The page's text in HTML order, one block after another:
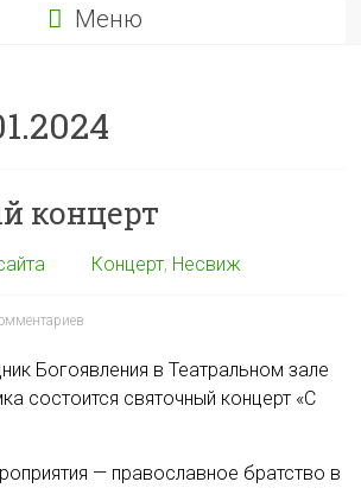
Меню
концерт
Концерт, Несвиж
Богоявления в Театральном зале
состоится святочный концерт «С
— православное братство в